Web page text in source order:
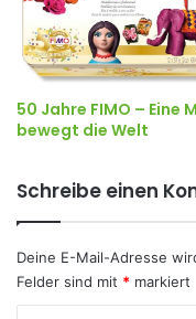
50 Jahre FIMO – Eine
bewegt die Welt
Schreibe einen
Deine E-Mail-Adresse
Felder sind mit * markiert